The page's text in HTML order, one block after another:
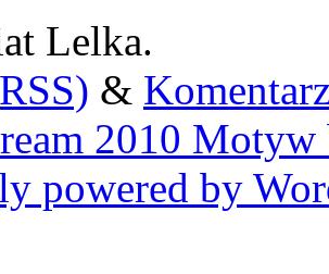
Lelka.
&
2010
powered by